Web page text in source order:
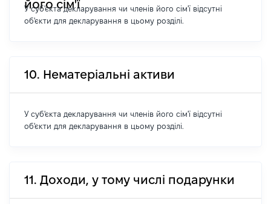
його сім'ї
У суб'єкта декларування чи членів його сім'ї відсутні
об'єкти для декларування в цьому розділі.
10. Нематеріальні активи
У суб'єкта декларування чи членів його сім'ї відсутні
об'єкти для декларування в цьому розділі.
11. Доходи, у тому числі подарунки